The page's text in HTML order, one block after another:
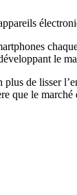
le
de lisser
que le marché